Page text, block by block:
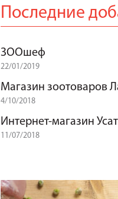
Последние
ЗООшеф
22/01/2019
Магазин зоотоваров
4/10/2018
Интернет-магазин
11/07/2018